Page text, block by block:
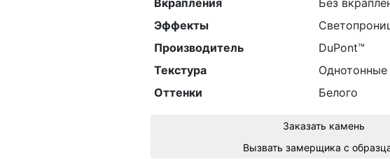
Вкрапления
Без
Эффекты
Производитель
DuPont™
Текстура
Однотонные
Оттенки
Белого
Заказать камень
Вызвать замерщика с